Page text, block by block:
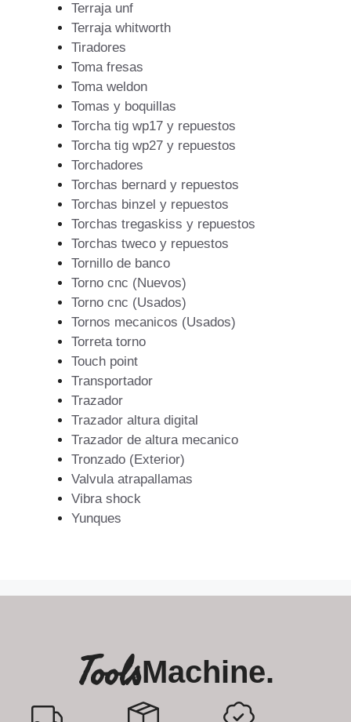
Terraja unf
Terraja whitworth
Tiradores
Toma fresas
Toma weldon
Tomas y boquillas
Torcha tig wp17 y repuestos
Torcha tig wp27 y repuestos
Torchadores
Torchas bernard y repuestos
Torchas binzel y repuestos
Torchas tregaskiss y repuestos
Torchas tweco y repuestos
Tornillo de banco
Torno cnc (Nuevos)
Torno cnc (Usados)
Tornos mecanicos (Usados)
Torreta torno
Touch point
Transportador
Trazador
Trazador altura digital
Trazador de altura mecanico
Tronzado (Exterior)
Valvula atrapallamas
Vibra shock
Yunques
ToolsMachine.